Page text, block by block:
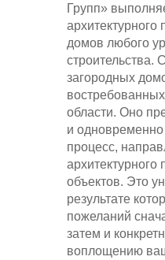
Групп»
архитектурного
домов любого
строительства.
загородных
области. Оно
и
процесс,
объектов. Это
результате
пожеланий
затем и
воплощению